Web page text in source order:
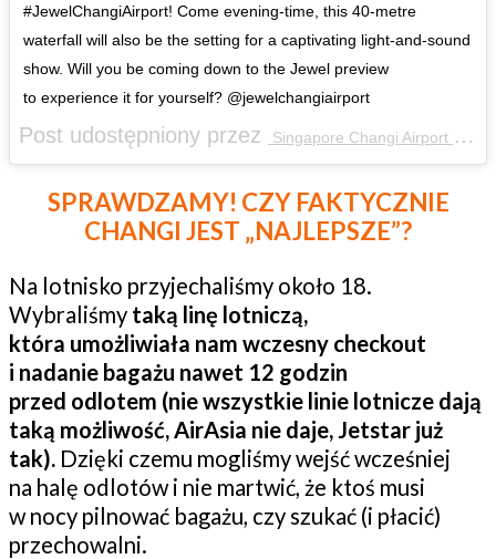
#JewelChangiAirport! Come evening-time, this 40-metre
waterfall will also be the setting for a captivating light-and-sound
show. Will you be coming down to the Jewel preview
to experience it for yourself? @jewelchangiairport
Post udostępniony przez Singapore Changi Airport (SIN)
SPRAWDZAMY! CZY FAKTYCZNIE
CHANGI JEST „NAJLEPSZE”?
Na lotnisko przyjechaliśmy około 18.
Wybraliśmy taką linę lotniczą,
która umożliwiała nam wczesny checkout
i nadanie bagażu nawet 12 godzin
przed odlotem (nie wszystkie linie lotnicze dają
taką możliwość, AirAsia nie daje, Jetstar już
tak). Dzięki czemu mogliśmy wejść wcześniej
na halę odlotów i nie martwić, że ktoś musi
w nocy pilnować bagażu, czy szukać (i płacić)
przechowalni.